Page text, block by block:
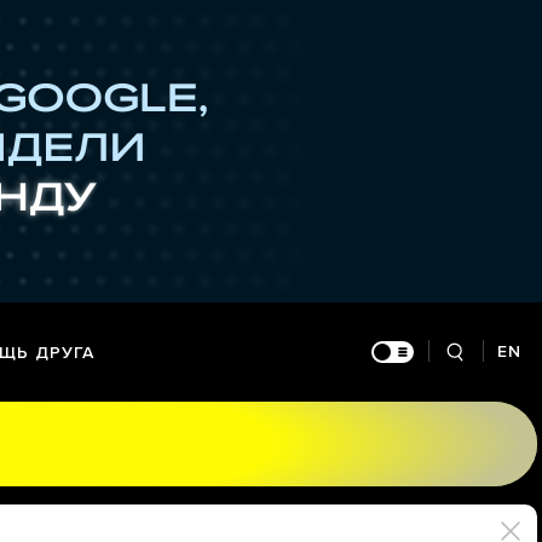
ДРУГА EN